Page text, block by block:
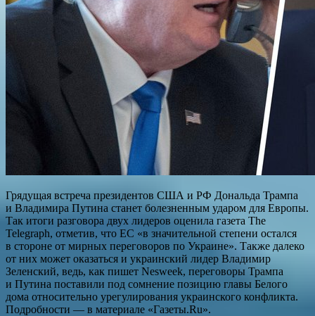
Грядущая встреча президентов США и РФ Дональда Трампа
и Владимира Путина станет болезненным ударом для Европы.
Так итоги разговора двух лидеров оценила газета The
Telegraph, отметив, что ЕС «в значительной степени остался
в стороне от мирных переговоров по Украине». Также далеко
от них может оказаться и украинский лидер Владимир
Зеленский, ведь, как пишет Nesweek, переговоры Трампа
и Путина поставили под сомнение позицию главы Белого
дома относительно урегулирования украинского конфликта.
Подробности — в материале «Газеты.Ru».